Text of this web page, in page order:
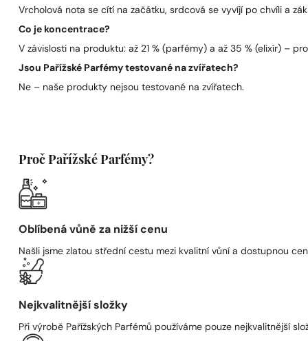
Vrcholová nota se cítí na začátku, srdcová se vyvíjí po chvíli a
Co je koncentrace?
V závislosti na produktu: až 21 % (parfémy) a až 35 % (elixír) –
Jsou Pařížské Parfémy testované na zvířatech?
Ne – naše produkty nejsou testované na zvířatech.
Proč Pařížské Parfémy?
Oblíbená vůně za nižší cenu
Našli jsme zlatou střední cestu mezi kvalitní vůní a dostupnou
Nejkvalitnější složky
Při výrobě Pařížských Parfémů používáme pouze nejkvalitnější